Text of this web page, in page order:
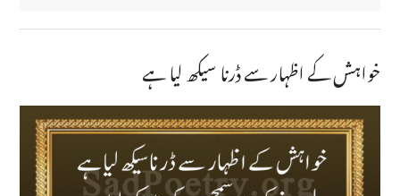
خواہش کے اظہار سے ڈرنا سیکھ لیا ہے